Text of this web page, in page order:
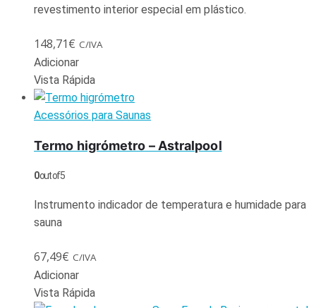
revestimento interior especial em plástico.
148,71€ C/IVA
Adicionar
Vista Rápida
Acessórios para Saunas
Termo higrómetro – Astralpool
0out of 5
Instrumento indicador de temperatura e humidade para
sauna
67,49€ C/IVA
Adicionar
Vista Rápida